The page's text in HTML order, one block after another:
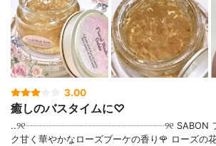
3.00
癒しのバスタイムに♡
..୨୧┈┈┈┈┈┈┈┈┈┈┈┈┈┈┈୨୧ SABON フロ
ク甘く華やかなローズブーケの香り🌹 ローズの